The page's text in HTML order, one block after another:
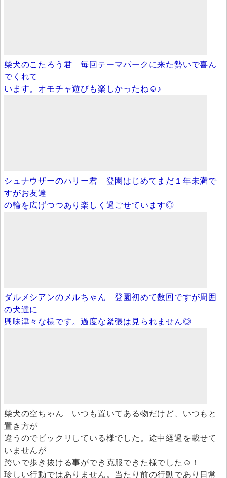
柴犬のこたろう君 毎回テーマパークに来た勢いで喜ん
でくれて
います。オモチャ遊びも楽しかったね☺♪
シュナウザーのハリー君 登園はじめてまだ１年未満で
すがお友達
の輪を広げつつあり楽しく過ごせています◎
ダルメシアンのメルちゃん 登園初めて数回ですが周囲
の犬達に
興味津々な様です。過度な緊張は見られません◎
柴犬の空ちゃん いつも置いてある物だけど、いつもと
置き方が
違うのでビックリしている様でした。途中経過を載せて
いませんが
跨いで歩き抜ける事ができ克服できた様でした☺！
珍しい行動ではありません。当たり前の行動であり日常